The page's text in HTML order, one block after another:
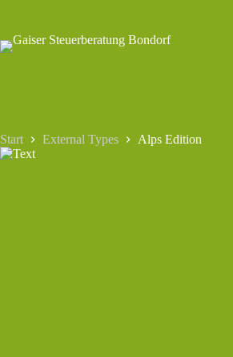
springen
Start External Types Alps Edition